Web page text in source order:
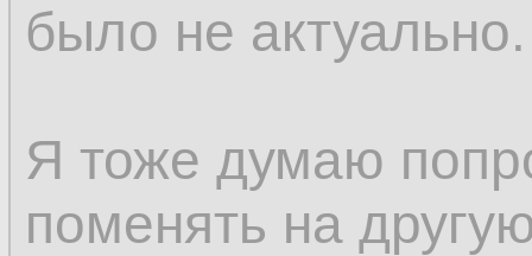
было не актуально.
Я тоже думаю
поменять на